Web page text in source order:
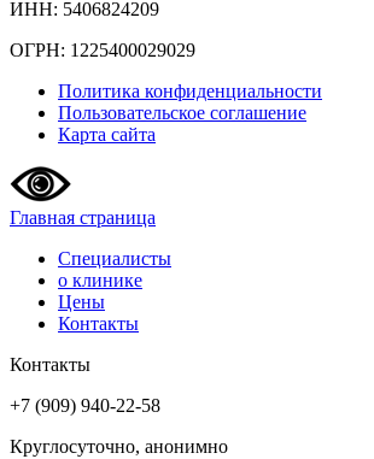
ИНН: 5406824209
ОГРН: 1225400029029
Политика конфиденциальности
Пользовательское соглашение
Карта сайта
Главная страница
Специалисты
о клинике
Цены
Контакты
Контакты
+7 (909) 940-22-58
Круглосуточно, анонимно